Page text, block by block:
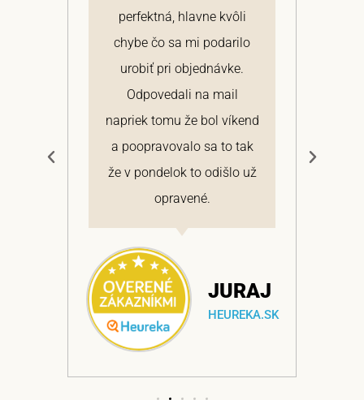
perfektná, hlavne kvôli
chybe čo sa mi podarilo
urobiť pri objednávke.
Odpovedali na mail
napriek tomu že bol víkend
a poopravovalo sa to tak
že v pondelok to odišlo už
opravené.
JURAJ
HEUREKA.SK